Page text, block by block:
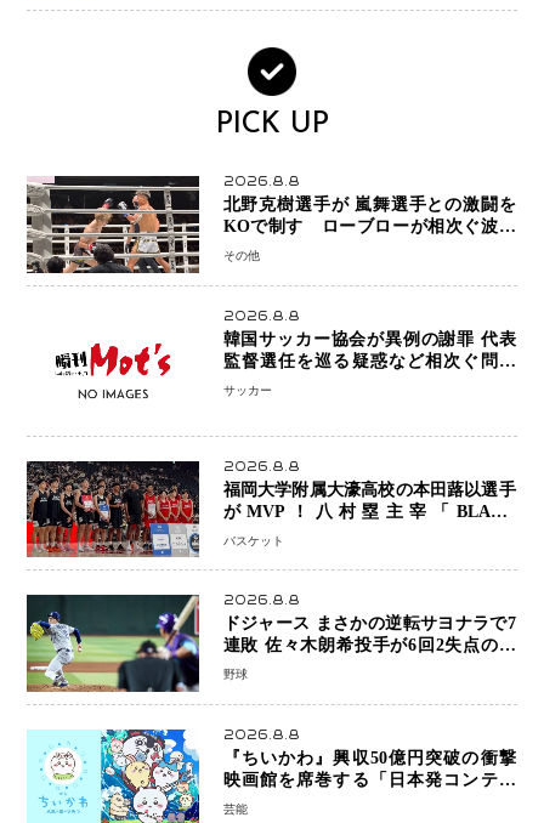
PICK UP
2026.8.8
北野克樹選手が 嵐舞選手との激闘を
KOで制す ローブローが相次ぐ波乱
の展開…涙の勝利「生まれてくる娘の
その他
2026.8.8
韓国サッカー協会が異例の謝罪 代表
監督選任を巡る疑惑など相次ぐ問題
「組織の刷新」誓う
サッカー
2026.8.8
福岡大学附属大濠高校の本田蕗以選手
がMVP！八村塁主宰「BLACK
SAMURAI SUMMIT 2026」で存在
バスケット
2026.8.8
ドジャース まさかの逆転サヨナラで7
連敗 佐々木朗希投手が6回2失点の力
投も勝利届かず、大谷翔平は好機で悔
野球
2026.8.8
『ちいかわ』興収50億円突破の衝撃
映画館を席巻する「日本発コンテン
ツ」の強さ スパイダーマン、モアナ
芸能